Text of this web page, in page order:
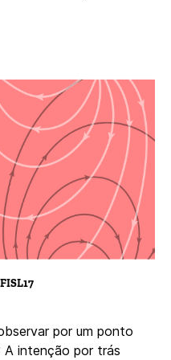
por um ponto
intenção por trás